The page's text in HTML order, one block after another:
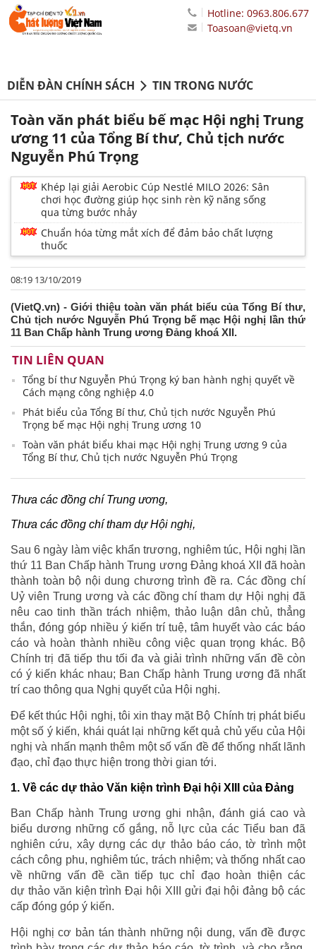
Hotline: 0963.806.677
Toasoan@vietq.vn
DIỄN ĐÀN CHÍNH SÁCH TIN TRONG NƯỚC
Toàn văn phát biểu bế mạc Hội nghị Trung
ương 11 của Tổng Bí thư, Chủ tịch nước
Nguyễn Phú Trọng
Khép lại giải Aerobic Cúp Nestlé MILO 2026: Sân
chơi học đường giúp học sinh rèn kỹ năng sống
qua từng bước nhảy
Chuẩn hóa từng mắt xích để đảm bảo chất lượng
thuốc
08:19 13/10/2019
(VietQ.vn) - Giới thiệu toàn văn phát biểu của Tổng Bí thư,
Chủ tịch nước Nguyễn Phú Trọng bế mạc Hội nghị lần thứ
11 Ban Chấp hành Trung ương Đảng khoá XII.
TIN LIÊN QUAN
Tổng bí thư Nguyễn Phú Trọng ký ban hành nghị quyết về
Cách mạng công nghiệp 4.0
Phát biểu của Tổng Bí thư, Chủ tịch nước Nguyễn Phú
Trọng bế mạc Hội nghị Trung ương 10
Toàn văn phát biểu khai mạc Hội nghị Trung ương 9 của
Tổng Bí thư, Chủ tịch nước Nguyễn Phú Trọng
Thưa các đồng chí Trung ương,
Thưa các đồng chí tham dự Hội nghị,
Sau 6 ngày làm việc khẩn trương, nghiêm túc, Hội nghị lần
thứ 11 Ban Chấp hành Trung ương Đảng khoá XII đã hoàn
thành toàn bộ nội dung chương trình đề ra. Các đồng chí
Uỷ viên Trung ương và các đồng chí tham dự Hội nghị đã
nêu cao tinh thần trách nhiệm, thảo luận dân chủ, thẳng
thắn, đóng góp nhiều ý kiến trí tuệ, tâm huyết vào các báo
cáo và hoàn thành nhiều công việc quan trọng khác. Bộ
Chính trị đã tiếp thu tối đa và giải trình những vấn đề còn
có ý kiến khác nhau; Ban Chấp hành Trung ương đã nhất
trí cao thông qua Nghị quyết của Hội nghị.
Để kết thúc Hội nghị, tôi xin thay mặt Bộ Chính trị phát biểu
một số ý kiến, khái quát lại những kết quả chủ yếu của Hội
nghị và nhấn mạnh thêm một số vấn đề để thống nhất lãnh
đạo, chỉ đạo thực hiện trong thời gian tới.
1. Về các dự thảo Văn kiện trình Đại hội XIII của Đảng
Ban Chấp hành Trung ương ghi nhận, đánh giá cao và
biểu dương những cố gắng, nỗ lực của các Tiểu ban đã
nghiên cứu, xây dựng các dự thảo báo cáo, tờ trình một
cách công phu, nghiêm túc, trách nhiệm; và thống nhất cao
về những vấn đề cần tiếp tục chỉ đạo hoàn thiện các
dự thảo văn kiện trình Đại hội XIII gửi đại hội đảng bộ các
cấp đóng góp ý kiến.
Hội nghị cơ bản tán thành những nội dung, vấn đề được